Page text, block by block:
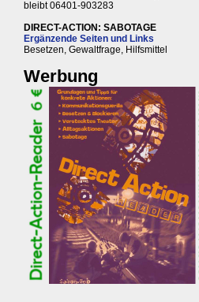
bleibt 06401-903283
DIRECT-ACTION: SABOTAGE
Ergänzende Seiten und Links
Besetzen, Gewaltfrage, Hilfsmittel
Werbung